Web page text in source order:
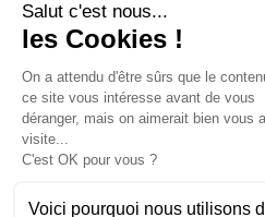
Salut c'est nous...
les Cookies !
On a attendu d'être sûrs que le
ce site vous intéresse avant de vous
déranger, mais on aimerait bien vous
visite...
C'est OK pour vous ?
Voici pourquoi nous utilisons
Location Samsung Galaxy
Location MacBook
Location Apple
Location Apple MacBook
Location MacBook Air 15"
Location tablettes
Location Apple iPad Pro
Location Samsung